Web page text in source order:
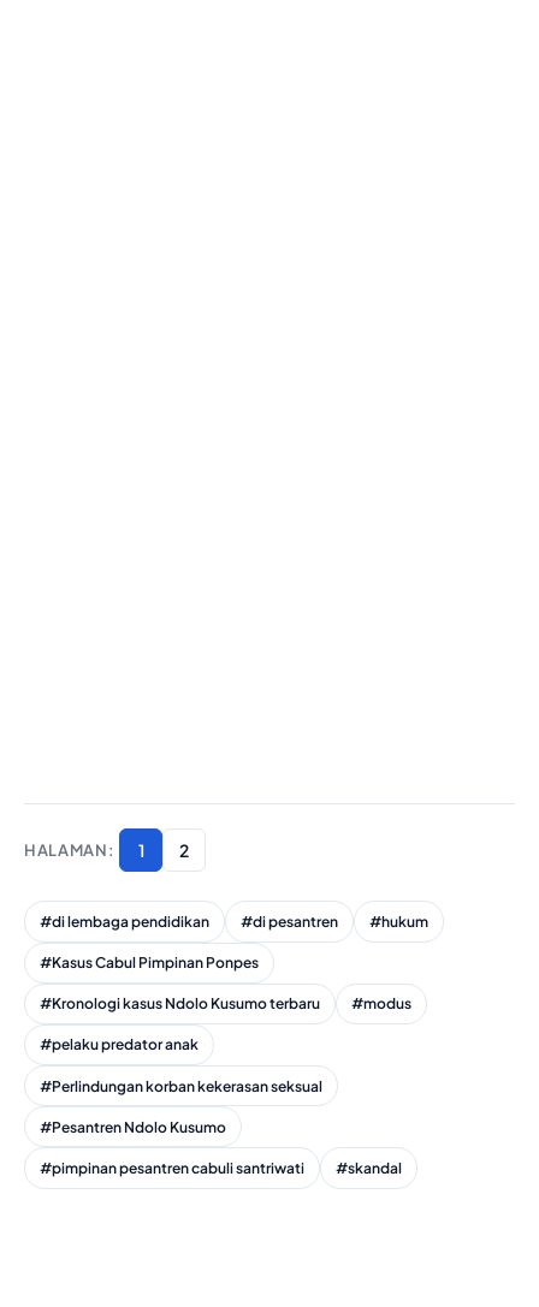
1 2
#di lembaga pendidikan #di pesantren #hukum
#Kasus Cabul Pimpinan Ponpes
#Kronologi kasus Ndolo Kusumo terbaru #modus
#pelaku predator anak
#Perlindungan korban kekerasan seksual
#Pesantren Ndolo Kusumo
#pimpinan pesantren cabuli santriwati #skandal